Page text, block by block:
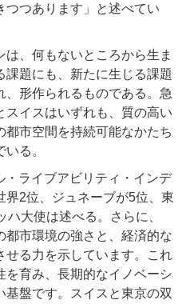
つつあります」と述べてい
、何もないところから生ま
題にも、新たに生じる課題
形作られるものである。急
イスはいずれも、質の高い
市空間を持続可能なかたち
る。
ライブアビリティ・インデ
界2位、ジュネーブが5位、東
大使は述べる。さらに、
都市環境の強さと、経済的な
せる力を示しています。これ
を育み、長期的なイノベーシ
基盤です。スイスと東京の双